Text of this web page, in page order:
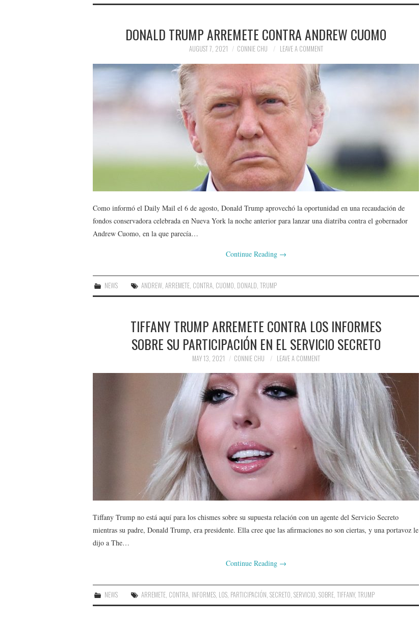
DONALD TRUMP ARREMETE CONTRA ANDREW CUOMO
AUGUST 7, 2021 CONNIE CHU LEAVE A COMMENT
Como informó el Daily Mail el 6 de agosto, Donald Trump aprovechó la oportunidad en una recaudación de
fondos conservadora celebrada en Nueva York la noche anterior para lanzar una diatriba contra el gobernador
Andrew Cuomo, en la que parecía…
Continue Reading →
NEWS ANDREW ,ARREMETE CONTRA CUOMO DONALD ,TRUMP
TIFFANY TRUMP ARREMETE CONTRA LOS INFORMES
SOBRE SU PARTICIPACIÓN EN EL SERVICIO SECRETO
MAY 13, 2021 CONNIE CHU LEAVE A COMMENT
Tiffany Trump no está aquí para los chismes sobre su supuesta relación con un agente del Servicio Secreto
mientras su padre, Donald Trump, era presidente. Ella cree que las afirmaciones no son ciertas, y una portavoz le
dijo a The…
Continue Reading →
NEWS ARREMETE, CONTRA, INFORMES, LOS, PARTICIPACIÓN,SECRETO,SERVICIO,SOBRE,TIFFANY,TRUMP